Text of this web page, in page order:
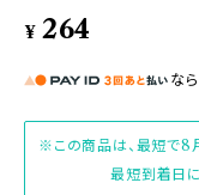
¥ 264
なら
※この商品は、最短で8
最短到着日